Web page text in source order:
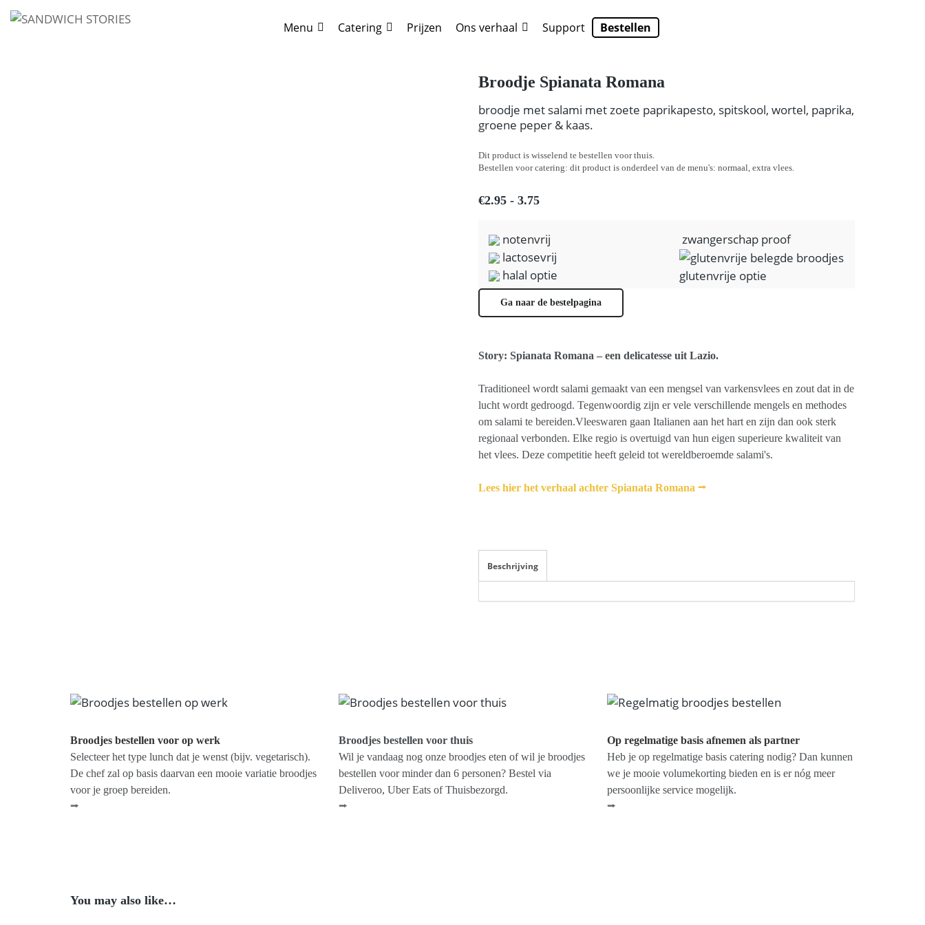
in a sizesize . Show me the colour items.
Menu Catering Prijzen Ons verhaal Support Bestellen
Broodje Spianata Romana
broodje met salami met zoete paprikapesto, spitskool, wortel, paprika,
groene peper & kaas.
Dit product is wisselend te bestellen voor thuis.
Bestellen voor catering: dit product is onderdeel van de menu's: normaal, extra vlees.
€2.95 - 3.75
notenvrij
lactosevrij
halal optie
zwangerschap proof
glutenvrije optie
Ga naar de bestelpagina
Story: Spianata Romana – een delicatesse uit Lazio.
Traditioneel wordt salami gemaakt van een mengsel van varkensvlees en zout dat in de
lucht wordt gedroogd. Tegenwoordig zijn er vele verschillende mengels en methodes
om salami te bereiden.Vleeswaren gaan Italianen aan het hart en zijn dan ook sterk
regionaal verbonden. Elke regio is overtuigd van hun eigen superieure kwaliteit van
het vlees. Deze competitie heeft geleid tot wereldberoemde salami's.
Lees hier het verhaal achter Spianata Romana ⭢
Beschrijving
Broodjes bestellen voor op werk
Selecteer het type lunch dat je wenst (bijv. vegetarisch).
De chef zal op basis daarvan een mooie variatie broodjes
voor je groep bereiden.
⭢
Broodjes bestellen voor thuis
Wil je vandaag nog onze broodjes eten of wil je broodjes
bestellen voor minder dan 6 personen? Bestel via
Deliveroo, Uber Eats of Thuisbezorgd.
⭢
Op regelmatige basis afnemen als partner
Heb je op regelmatige basis catering nodig? Dan kunnen
we je mooie volumekorting bieden en is er nóg meer
persoonlijke service mogelijk.
⭢
You may also like…